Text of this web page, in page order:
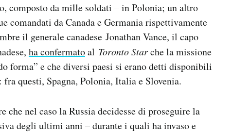
composto da mille soldati – in Polonia; un altro
comandati da Canada e Germania rispettivamente
il generale canadese Jonathan Vance, il capo
ha confermatoal Toronto Starche la missione
forma” e che diversi paesi si erano detti disponibili
questi, Spagna, Polonia, Italia e Slovenia.
nel caso la Russia decidesse di proseguire la
degli ultimi anni – durante i quali ha invaso e